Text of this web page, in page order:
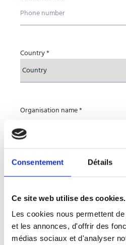
Consentement Détails
Ce site web utilise des cookies.
Les cookies nous permettent
et les annonces, d'offrir des
médias sociaux et d'analyser
Country *
Organisation name *
Subject *
Message *